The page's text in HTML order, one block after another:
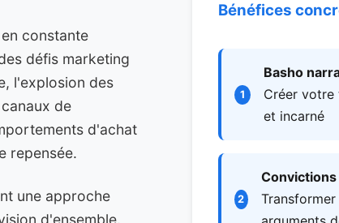
constante
défis marketing
l'explosion des
de
d'achat
repensée.
une approche
d'ensemble.
Bénéfices
1
Basho
Créer votre
et incarné
2